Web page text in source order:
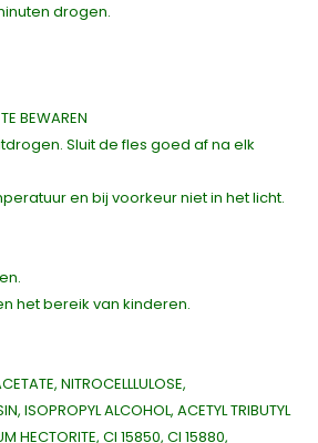
drogen.
BEWAREN
Sluit de fles goed af na elk
en bij voorkeur niet in het licht.
het bereik van kinderen.
NITROCELLLULOSE,
ISOPROPYL ALCOHOL, ACETYL TRIBUTYL
HECTORITE, CI 15850, CI 15880,